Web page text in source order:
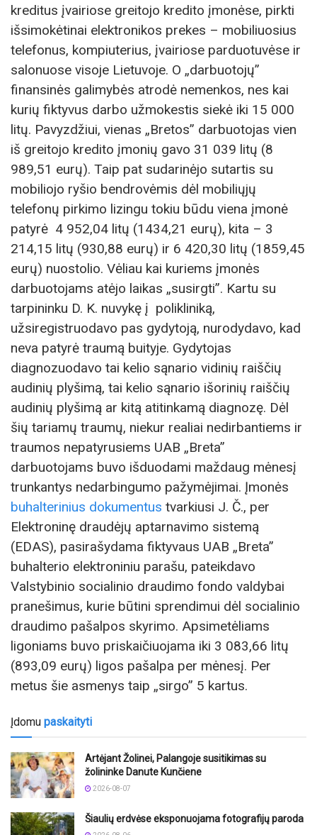
kreditus įvairiose greitojo kredito įmonėse, pirkti
išsimokėtinai elektronikos prekes – mobiliuosius
telefonus, kompiuterius, įvairiose parduotuvėse ir
salonuose visoje Lietuvoje. O „darbuotojų”
finansinės galimybės atrodė nemenkos, nes kai
kurių fiktyvus darbo užmokestis siekė iki 15 000
litų. Pavyzdžiui, vienas „Bretos” darbuotojas vien
iš greitojo kredito įmonių gavo 31 039 litų (8
989,51 eurų). Taip pat sudarinėjo sutartis su
mobiliojo ryšio bendrovėmis dėl mobiliųjų
telefonų pirkimo lizingu tokiu būdu viena įmonė
patyrė 4 952,04 litų (1434,21 eurų), kita – 3
214,15 litų (930,88 eurų) ir 6 420,30 litų (1859,45
eurų) nuostolio. Vėliau kai kuriems įmonės
darbuotojams atėjo laikas „susirgti”. Kartu su
tarpininku D. K. nuvykę į polikliniką,
užsiregistruodavo pas gydytoją, nurodydavo, kad
neva patyrė traumą buityje. Gydytojas
diagnozuodavo tai kelio sąnario vidinių raiščių
audinių plyšimą, tai kelio sąnario išorinių raiščių
audinių plyšimą ar kitą atitinkamą diagnozę. Dėl
šių tariamų traumų, niekur realiai nedirbantiems ir
traumos nepatyrusiems UAB „Breta”
darbuotojams buvo išduodami maždaug mėnesį
trunkantys nedarbingumo pažymėjimai. Įmonės
buhalterinius dokumentus tvarkiusi J. Č., per
Elektroninę draudėjų aptarnavimo sistemą
(EDAS), pasirašydama fiktyvaus UAB „Breta”
buhalterio elektroniniu parašu, pateikdavo
Valstybinio socialinio draudimo fondo valdybai
pranešimus, kurie būtini sprendimui dėl socialinio
draudimo pašalpos skyrimo. Apsimetėliams
ligoniams buvo priskaičiuojama iki 3 083,66 litų
(893,09 eurų) ligos pašalpa per mėnesį. Per
metus šie asmenys taip „sirgo” 5 kartus.
Įdomu paskaityti
Artėjant Žolinei, Palangoje susitikimas su
žolininke Danute Kunčiene
2026-08-07
Šiaulių erdvėse eksponuojama fotografijų paroda